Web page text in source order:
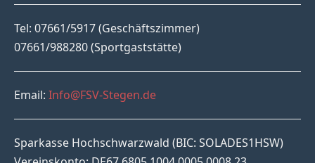
Tel: 07661/5917 (Geschäftszimmer)
07661/988280 (Sportgaststätte)
Email: Info@FSV-Stegen.de
Sparkasse Hochschwarzwald (BIC: SOLADES1HSW)